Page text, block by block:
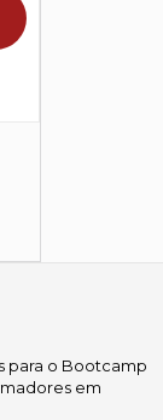
para o Bootcamp
em